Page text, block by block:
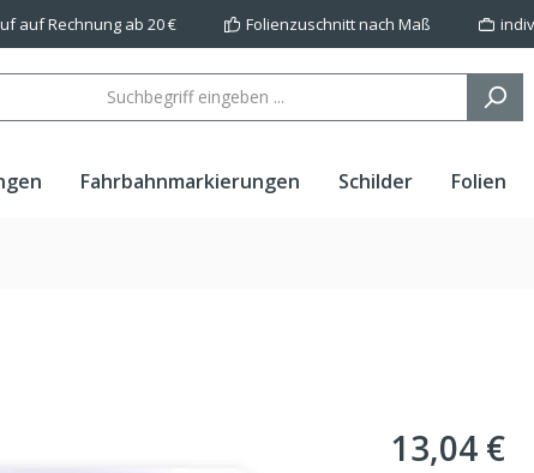
auf Rechnung ab 20 € Folienzuschnitt nach Maß
Fahrbahnmarkierungen Schilder Folien
13,04 €